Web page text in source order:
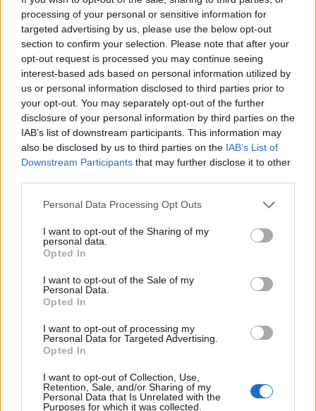
processing of your personal or sensitive information for
targeted advertising by us, please use the below opt-out
section to confirm your selection. Please note that after your
opt-out request is processed you may continue seeing
interest-based ads based on personal information utilized by
us or personal information disclosed to third parties prior to
your opt-out. You may separately opt-out of the further
disclosure of your personal information by third parties on the
IAB’s list of downstream participants. This information may
also be disclosed by us to third parties on the IAB’s List of
Downstream Participants that may further disclose it to other
Personal Data Processing Opt Outs
I want to opt-out of the Sharing of my
personal data.
Opted In
I want to opt-out of the Sale of my
Personal Data.
Opted In
I want to opt-out of processing my
Personal Data for Targeted Advertising.
Opted In
I want to opt-out of Collection, Use,
Retention, Sale, and/or Sharing of my
Personal Data that Is Unrelated with the
Purposes for which it was collected.
Bursík skutečně ve vládě nesmlouval. Prosadil jej beze zbytku celý.
Na poslední chvíli se tak podařilo zabránit chystanému
vystěhování a zatopení obce Nové Heřminovy.
Karel Konopa : Reakce na zprávu Existuje ekosex?
21.8.2008
Nechci rozmazávat úroveňEkolistu, můžeme o ní diskutovat jinde.
Článek včísle 07/08s názvem " Existuje ekosex?" patří dle mého
vnímání buď do bulváru, a nebo do jiné roviny, třeba bavičské, tak
jak se předvádí jistý Tomáš Hanák na serveru
http://bydleni.lidovky.cz v rubrice "Zelená dilemata..." - doporučuji
nahlédnout, aby bylo patrno, co mám bulvárním bavičským
evropsky významné lokality „Na Plachtě“
7.8.2008
V článku naleznete text výzvy směřované Ministerstvu životního
Na Plachtě v Hradci Králové.
Marcel Palát: Jeden světelný úspěch
5.8.2008
Vážení přátelé a odpůrci světelného znečištění. Chtěl bych se s
místě mého bydliště – okresním městě Nymburk, ve středočeském